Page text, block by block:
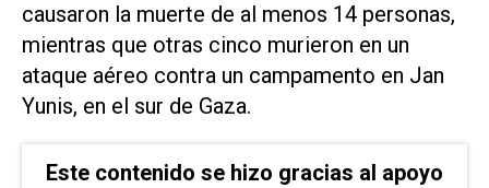
causaron la muerte de al menos 14 personas,
mientras que otras cinco murieron en un
ataque aéreo contra un campamento en Jan
Yunis, en el sur de Gaza.
Este contenido se hizo gracias al apoyo